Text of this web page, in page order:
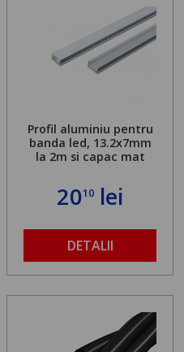
Profil aluminiu pentru
banda led, 13.2x7mm
la 2m si capac mat
2010 lei
DETALII